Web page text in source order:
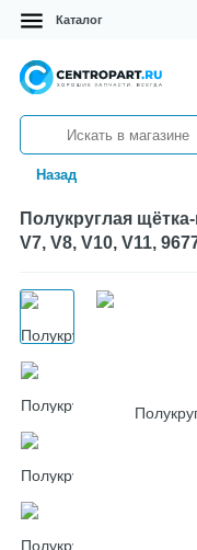
Каталог
Назад
Полукруглая
V7, V8, V10, V11,